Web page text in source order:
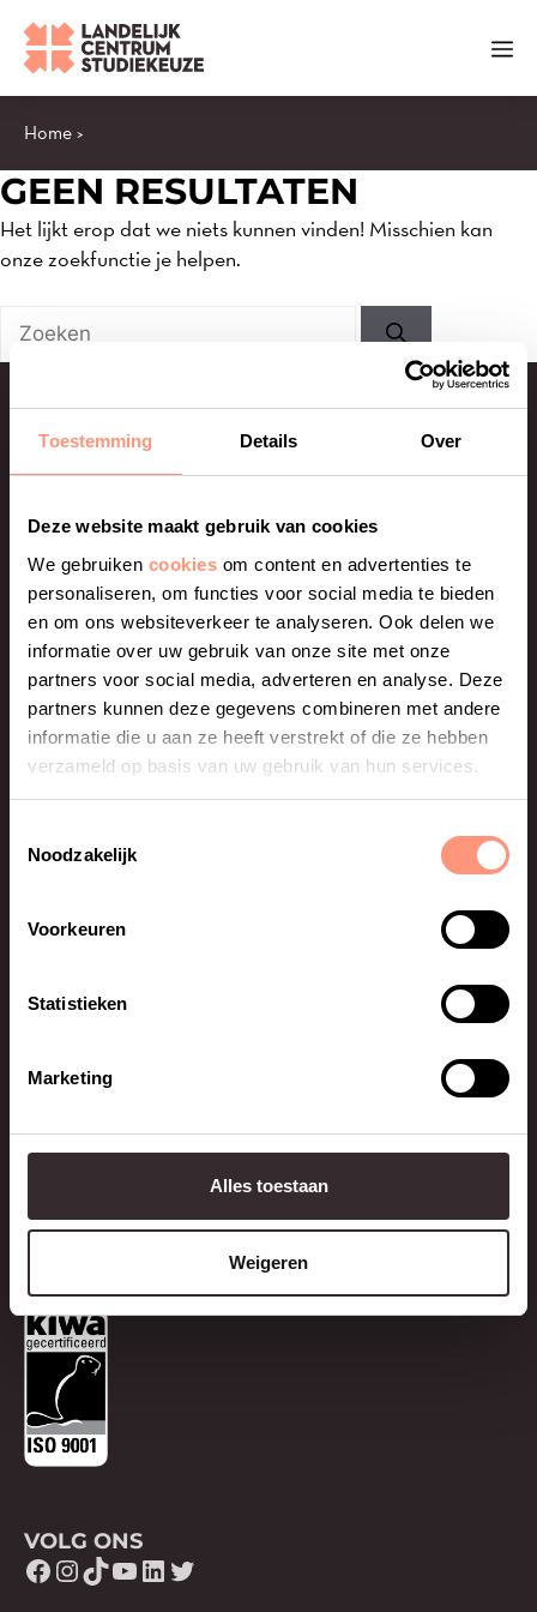
Toestemming Details Over
Deze website maakt gebruik van cookies
We gebruiken cookies om content en advertenties te
personaliseren, om functies voor social media te bieden
en om ons websiteverkeer te analyseren. Ook delen we
informatie over uw gebruik van onze site met onze
partners voor social media, adverteren en analyse. Deze
partners kunnen deze gegevens combineren met andere
informatie die u aan ze heeft verstrekt of die ze hebben
verzameld op basis van uw gebruik van hun services.
Noodzakelijk
Voorkeuren
Statistieken
Marketing
Alles toestaan
Weigeren
naar
inhoud
Home>
GEEN RESULTATEN
Het lijkt erop dat we niets kunnen vinden! Misschien kan
onze zoekfunctie je helpen.
Zoeken
Snel naar...
Nieuws & Blogs
Nieuwsbrieven
Vacatures
Leveringsvoorwaarden
Studiekeuzedata
Producten
Studiekeuze123.nl®
Studiekeuzedatabase
Contact opnemen
Veelgestelde vragen
VOLG ONS
Facebook
Instagram
TikTok
YouTube
LinkedIn
Twitter